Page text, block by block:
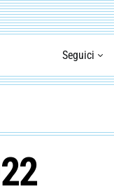
Seguici